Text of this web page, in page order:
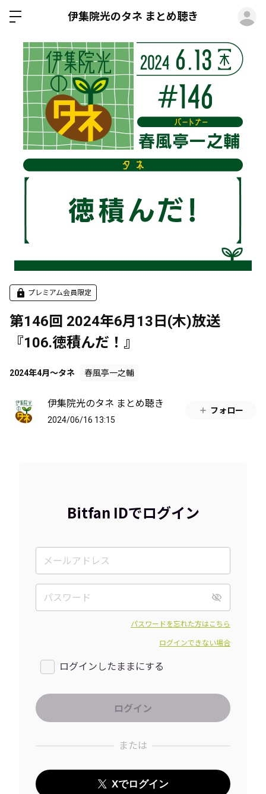
伊集院光のタネ まとめ聴き
プレミアム会員限定
第146回 2024年6月13日(木)放送
『106.徳積んだ！』
2024年4月～タネ 春風亭一之輔
伊集院光のタネ まとめ聴き
2024/06/16 13:15
フォロー
Bitfan IDでログイン
パスワードを忘れた方はこちら
ログインできない場合
ログインしたままにする
または
Xでログイン